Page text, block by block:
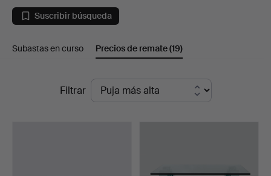
centro
en
Auktionsverk
Suscribir búsqueda
Subastas en curso Precios de remate(19)
Filtrar